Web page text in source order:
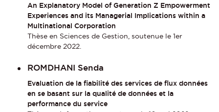
An Explanatory Model of Generation Z Empowerment
Experiences and its Managerial Implications within a
Multinational Corporation
Thèse en Sciences de Gestion, soutenue le 1er
décembre 2022.
ROMDHANI Senda
Evaluation de la fiabilité des services de flux données
en se basant sur la qualité de données et la
performance du service